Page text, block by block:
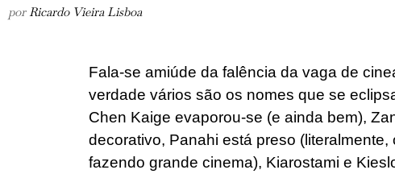
por Ricardo Vieira Lisboa
Fala-se amiúde da falência da vaga de
verdade vários são os nomes que se
Chen Kaige evaporou-se (e ainda bem),
decorativo, Panahi está preso
fazendo grande cinema), Kiarostami e